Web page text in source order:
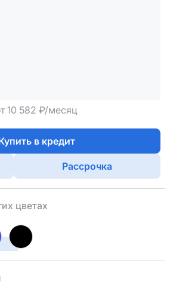
10 582 ₽/месяц
в кредит
Рассрочка
цветах